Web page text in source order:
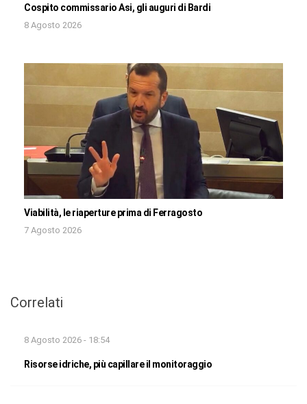
Cospito commissario Asi, gli auguri di Bardi
8 Agosto 2026
Viabilità, le riaperture prima di Ferragosto
7 Agosto 2026
Correlati
8 Agosto 2026 - 18:54
Risorse idriche, più capillare il monitoraggio